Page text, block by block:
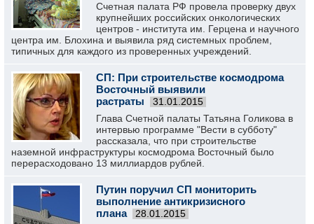
Счетная палата РФ провела проверку двух
крупнейших российских онкологических
центров - института им. Герцена и научного
центра им. Блохина и выявила ряд системных проблем,
типичных для каждого из проверенных учреждений.
СП: При строительстве космодрома
Восточный выявили
растраты
31.01.2015
Глава Счетной палаты Татьяна Голикова в
интервью программе "Вести в субботу"
рассказала, что при строительстве
наземной инфраструктуры космодрома Восточный было
перерасходовано 13 миллиардов рублей.
Путин поручил СП мониторить
выполнение антикризисного
плана
28.01.2015